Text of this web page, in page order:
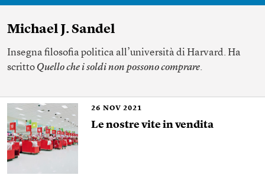
Michael J. Sandel
Insegna filosofia politica all’università di Harvard. Ha
scritto Quello che i soldi non possono comprare.
26 NOV 2021
Le nostre vite in vendita